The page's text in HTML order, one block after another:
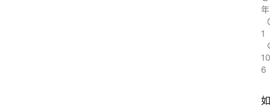
1
6
如